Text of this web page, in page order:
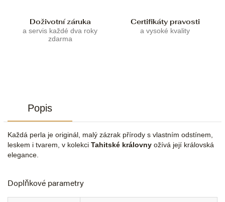
Doživotní záruka
a servis každé dva roky
zdarma
Certifikáty pravosti
a vysoké kvality
Popis
Každá perla je originál, malý zázrak přírody s vlastním odstínem,
leskem i tvarem, v kolekci Tahitské královny ožívá její královská
elegance.
Doplňkové parametry